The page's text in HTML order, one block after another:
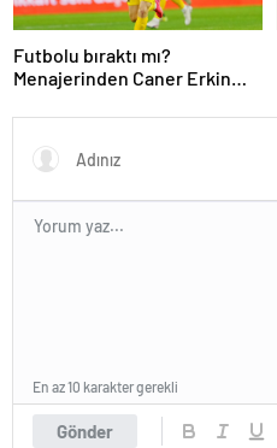
Futbolu bıraktı mı?
Menajerinden Caner Erkin
Gönder
En az 10 karakter gerekli